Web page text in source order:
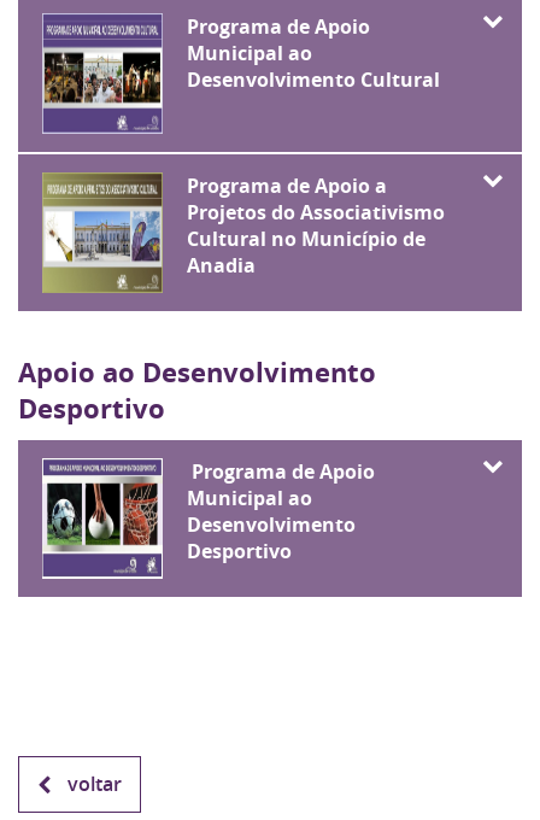
Programa de Apoio
Municipal ao
Desenvolvimento Cultural
Programa de Apoio a
Projetos do Associativismo
Cultural no Município de
Anadia
Apoio ao Desenvolvimento
Desportivo
Programa de Apoio
Municipal ao
Desenvolvimento
Desportivo
voltar